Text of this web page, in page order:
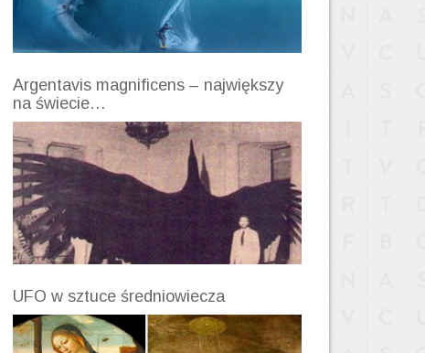
Argentavis magnificens – największy
na świecie…
UFO w sztuce średniowiecza